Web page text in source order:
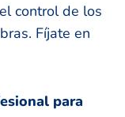
control de los
Fíjate en
para